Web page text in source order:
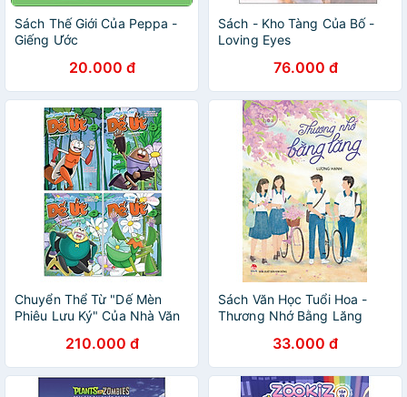
Sách Thế Giới Của Peppa -
Giếng Ước
20.000 đ
Sách - Kho Tàng Của Bố -
Loving Eyes
76.000 đ
Chuyển Thể Từ "Dế Mèn
Phiêu Lưu Ký" Của Nhà Văn
210.000 đ
Sách Văn Học Tuổi Hoa -
Thương Nhớ Bằng Lăng
33.000 đ